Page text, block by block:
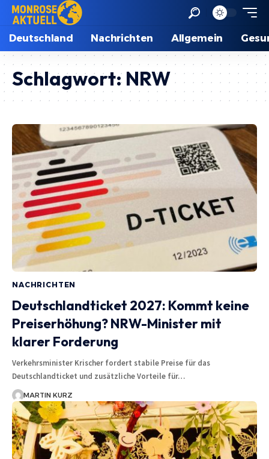
Deutschland Nachrichten Allgemein
Schlagwort: NRW
NACHRICHTEN
Deutschlandticket 2027: Kommt keine
Preiserhöhung? NRW-Minister mit
klarer Forderung
Verkehrsminister Krischer fordert stabile Preise für das
Deutschlandticket und zusätzliche Vorteile für…
MARTIN KURZ